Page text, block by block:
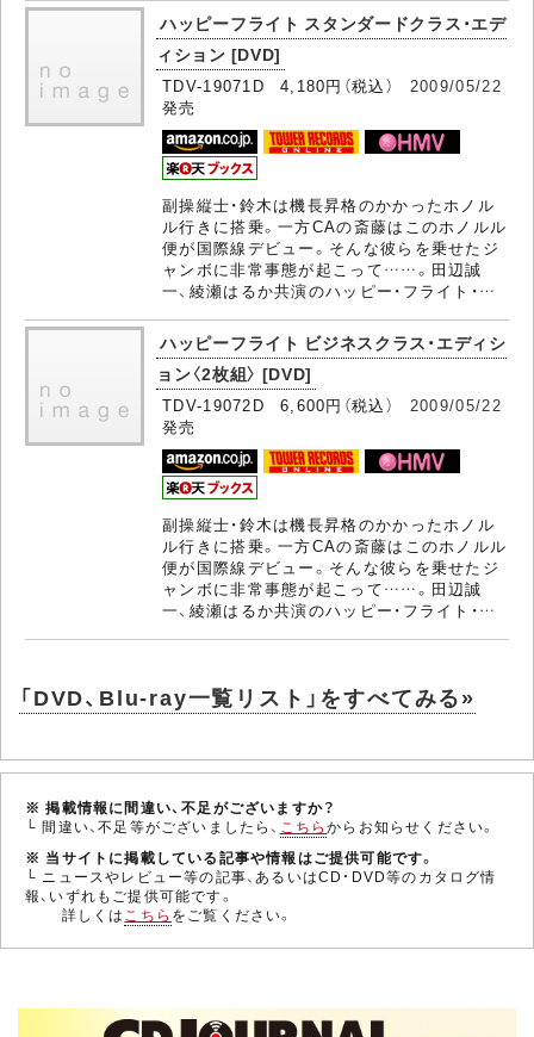
ハッピーフライト スタンダードクラス・エデ
ィション [DVD]
TDV-19071D 4,180円（税込） 2009/05/22
発売
副操縦士・鈴木は機長昇格のかかったホノル
ル行きに搭乗。一方CAの斎藤はこのホノルル
便が国際線デビュー。そんな彼らを乗せたジ
ャンボに非常事態が起こって……。田辺誠
一、綾瀬はるか共演のハッピー・フライト・…
ハッピーフライト ビジネスクラス・エディシ
ョン〈2枚組〉 [DVD]
TDV-19072D 6,600円（税込） 2009/05/22
発売
副操縦士・鈴木は機長昇格のかかったホノル
ル行きに搭乗。一方CAの斎藤はこのホノルル
便が国際線デビュー。そんな彼らを乗せたジ
ャンボに非常事態が起こって……。田辺誠
一、綾瀬はるか共演のハッピー・フライト・…
「DVD、Blu-ray一覧リスト」をすべてみる»
※ 掲載情報に間違い、不足がございますか？
└ 間違い、不足等がございましたら、 こちらからお知らせください。
※ 当サイトに掲載している記事や情報はご提供可能です。
└ ニュースやレビュー等の記事、あるいはCD・DVD等のカタログ情
報、いずれもご提供可能です。
詳しくはこちら をご覧ください。